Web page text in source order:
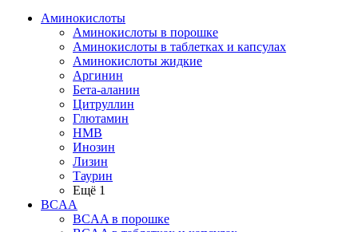
Аминокислоты
Аминокислоты в порошке
Аминокислоты в таблетках и капсулах
Аминокислоты жидкие
Аргинин
Бета-аланин
Цитруллин
Глютамин
HMB
Инозин
Лизин
Таурин
Ещё 1
BCAA
BCAA в порошке